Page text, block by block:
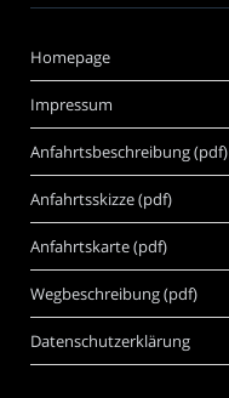
Homepage
Impressum
Anfahrtsbeschreibung (pdf)
Anfahrtsskizze (pdf)
Anfahrtskarte (pdf)
Wegbeschreibung (pdf)
Datenschutzerklärung